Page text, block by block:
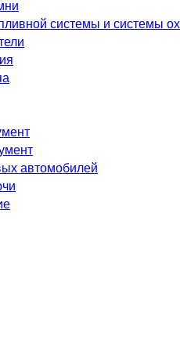
системы и системы
автомобилей